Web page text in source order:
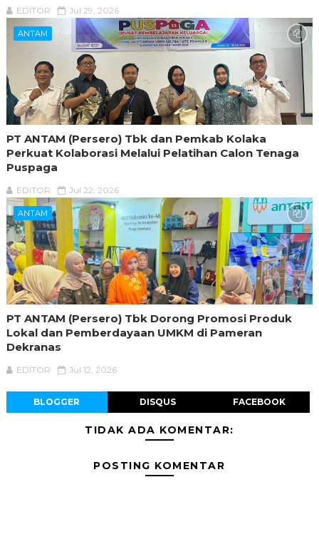
EDITOR Jul 29, 2026
ANTAM
PT ANTAM (Persero) Tbk dan Pemkab Kolaka
Perkuat Kolaborasi Melalui Pelatihan Calon Tenaga
Puspaga
EDITOR Jul 22, 2026
ANTAM
PT ANTAM (Persero) Tbk Dorong Promosi Produk
Lokal dan Pemberdayaan UMKM di Pameran
Dekranas
EDITOR Jul 12, 2026
BLOGGER DISQUS FACEBOOK
TIDAK ADA KOMENTAR:
POSTING KOMENTAR